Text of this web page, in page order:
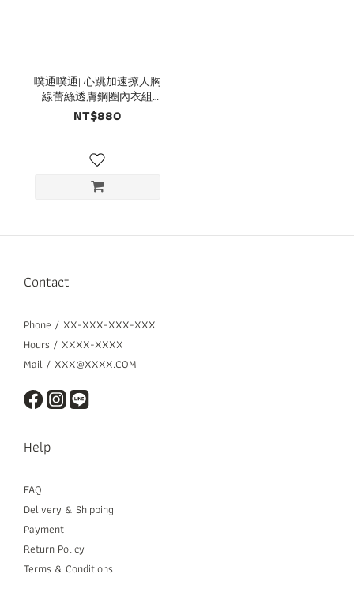
噗通噗通| 心跳加速撩人胸
線蕾絲透膚鋼圈內衣組
（B-D）
NT$880
Contact
Phone / XX-XXX-XXX-XXX
Hours / XXXX-XXXX
Mail / XXX@XXXX.COM
Help
FAQ
Delivery & Shipping
Payment
Return Policy
Terms & Conditions